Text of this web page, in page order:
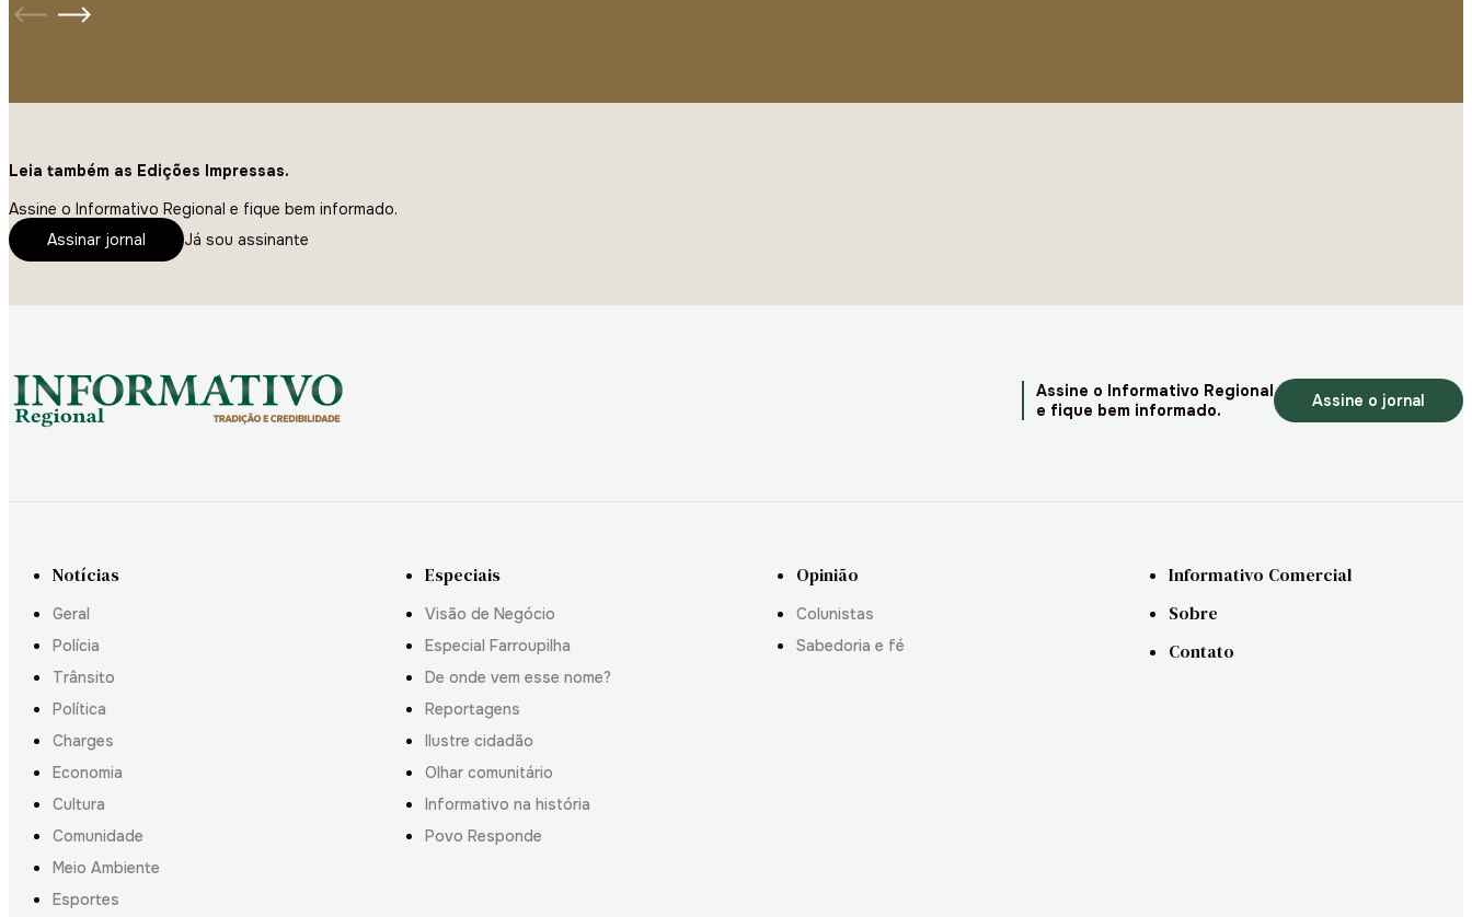
Leia também as Edições Impressas.
Assine o Informativo Regional e fique bem informado.
Assinar jornal
Já sou assinante
Assine o Informativo Regional
e fique bem informado.
Assine o jornal
Notícias
Geral
Polícia
Trânsito
Política
Charges
Economia
Cultura
Comunidade
Meio Ambiente
Esportes
Especiais
Visão de Negócio
Especial Farroupilha
De onde vem esse nome?
Reportagens
Ilustre cidadão
Olhar comunitário
Informativo na história
Povo Responde
Opinião
Colunistas
Sabedoria e fé
Informativo Comercial
Sobre
Contato